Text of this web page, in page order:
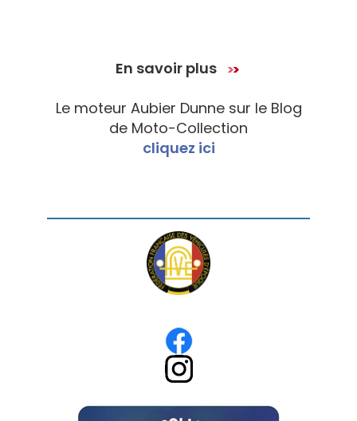
En savoir plus
Le moteur Aubier Dunne sur le Blog
de Moto-Collection
cliquez ici